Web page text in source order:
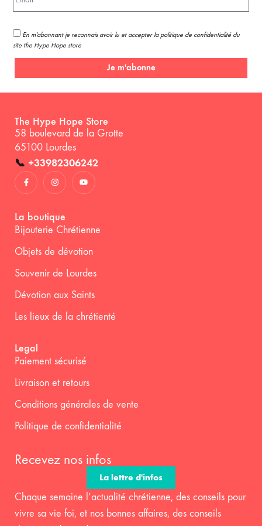
En m'abonnant je reconnais avoir lu et accepter la politique de confidentialité du
site the Hype Hope store
Je m'abonne
The Hype Hope Store
58 boulevard de la Grotte
65100 Lourdes
📞 +33982306242
La boutique
Bijouterie Chrétienne
Objets de dévotion
Souvenir de Lourdes
Dévotion aux Saints
Les lieux de la chrétienté
Legal
Paiement sécurisé
Livraison et retours
Conditions générales de vente
Politique de confidentialité
Recevez nos infos
La lettre d'infos
Chaque semaine l’actualité chrétienne, des conseils pour
vivre sa vie foi, et nos bonnes affaires, des conseils